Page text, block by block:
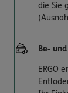
die Sie
Be-
ERGO